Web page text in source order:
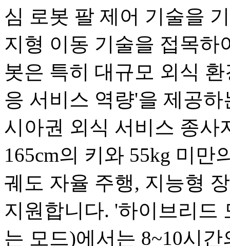
심 로봇 팔 제어 기술을
지형 이동 기술을 접목하
봇은 특히 대규모 외식
응 서비스 역량'을 제공
시아권 외식 서비스 종사
165cm의 키와 55kg 미만
궤도 자율 주행, 지능형
지원합니다. '하이브리드
는 모드)에서는 8~10시